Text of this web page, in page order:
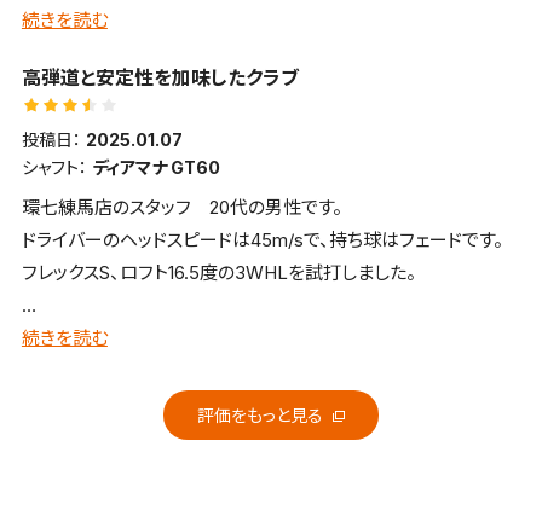
悪くないと思います。
続きを読む
高弾道と安定性を加味したクラブ
投稿日： 2025.01.07
シャフト： ディアマナ GT60
環七練馬店のスタッフ 20代の男性です。
ドライバーのヘッドスピードは45m/sで、持ち球はフェードです。
フレックスS、ロフト16.5度の3WHLを試打しました。
■全体的な感想
FWはそのイメージを払拭し、HLでもあるので、弾道もしっかりと
出すことができ、その中でも飛距離も安定して飛んでくれる、寛容
続きを読む
評価をもっと見る